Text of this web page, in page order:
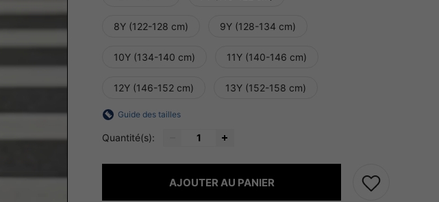
8Y (122-128 cm) 9Y (128-134 cm)
10Y (134-140 cm) 11Y (140-146 cm)
12Y (146-152 cm) 13Y (152-158 cm)
Guide des tailles
Quantité(s):
AJOUTER AU PANIER